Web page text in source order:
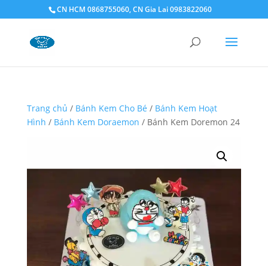
CN HCM 0868755060, CN Gia Lai 0983822060
Trang chủ / Bánh Kem Cho Bé / Bánh Kem Hoạt
Hình / Bánh Kem Doraemon / Bánh Kem Doremon 24